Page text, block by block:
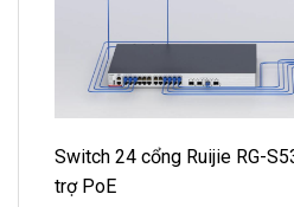
Switch 24 cổng Ruijie RG-
trợ PoE